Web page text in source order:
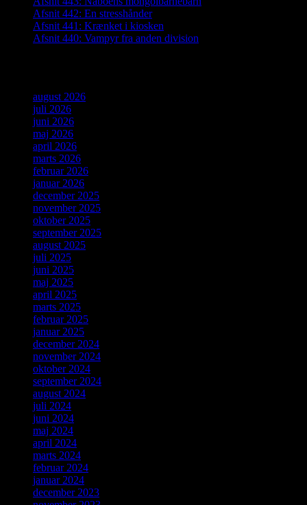
Afsnit 442: En stresshånder
Afsnit 441: Krænket i kiosken
Afsnit 440: Vampyr fra anden division
august 2026
juli 2026
juni 2026
maj 2026
april 2026
marts 2026
februar 2026
januar 2026
december 2025
november 2025
oktober 2025
september 2025
august 2025
juli 2025
juni 2025
maj 2025
april 2025
marts 2025
februar 2025
januar 2025
december 2024
november 2024
oktober 2024
september 2024
august 2024
juli 2024
juni 2024
maj 2024
april 2024
marts 2024
februar 2024
januar 2024
december 2023